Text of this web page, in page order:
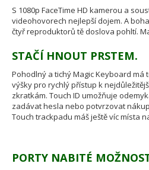
S 1080p FaceTime HD kamerou a
videohovorech nejlepší dojem. A
čtyř reproduktorů tě doslova pohltí.
STAČÍ HNOUT PRSTEM.
Pohodlný a tichý Magic Keyboard
výšky pro rychlý přístup k
zkratkám. Touch ID umožňuje
zadávat hesla nebo potvrzovat
Touch trackpadu máš ještě víc místa
PORTY NABITÉ